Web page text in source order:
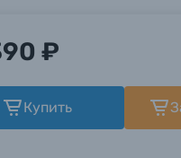
₽
Купить